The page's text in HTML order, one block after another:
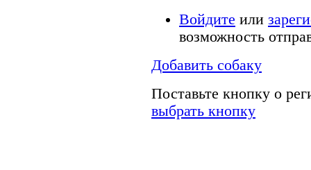
Войдите или
возможность
Добавить собаку
Поставьте кнопку о
выбрать кнопку